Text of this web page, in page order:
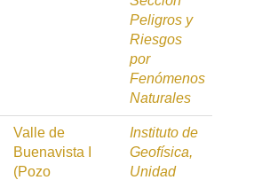
Peligros y
Riesgos
por
Fenómenos
Naturales
Valle de
Buenavista I
(Pozo
Instituto de
Geofísica,
Unidad